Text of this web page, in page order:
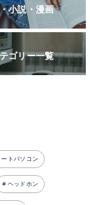
小説・漫画
ゴリー一覧
ートパソコン
ヘッドホン